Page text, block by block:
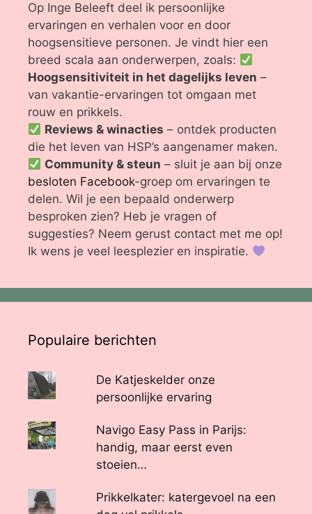
Op Inge Beleeft deel ik persoonlijke
ervaringen en verhalen voor en door
hoogsensitieve personen. Je vindt hier een
breed scala aan onderwerpen, zoals:
Hoogsensitiviteit in het dagelijks leven –
van vakantie-ervaringen tot omgaan met
rouw en prikkels.
Reviews & winacties – ontdek producten
die het leven van HSP’s aangenamer maken.
Community & steun – sluit je aan bij onze
besloten Facebook-groep om ervaringen te
delen. Wil je een bepaald onderwerp
besproken zien? Heb je vragen of
suggesties? Neem gerust contact met me op!
Ik wens je veel leesplezier en inspiratie.
Populaire berichten
De Katjeskelder onze
persoonlijke ervaring
Navigo Easy Pass in Parijs:
handig, maar eerst even
stoeien…
Prikkelkater: katergevoel na een